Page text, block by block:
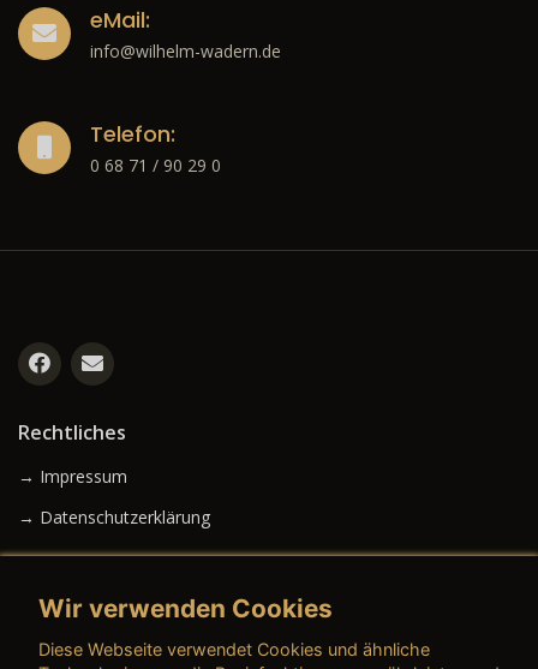
eMail:
info@wilhelm-wadern.de
Telefon:
0 68 71 / 90 29 0
Rechtliches
→ Impressum
→ Datenschutzerklärung
Wir verwenden Cookies
Diese Webseite verwendet Cookies und ähnliche